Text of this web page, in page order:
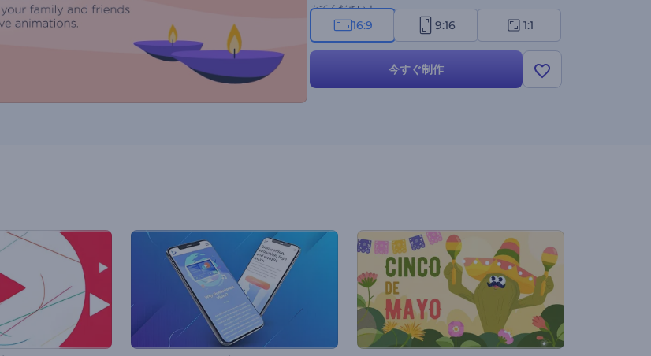
みてください！
16:9 9:16 1:1
今すぐ制作